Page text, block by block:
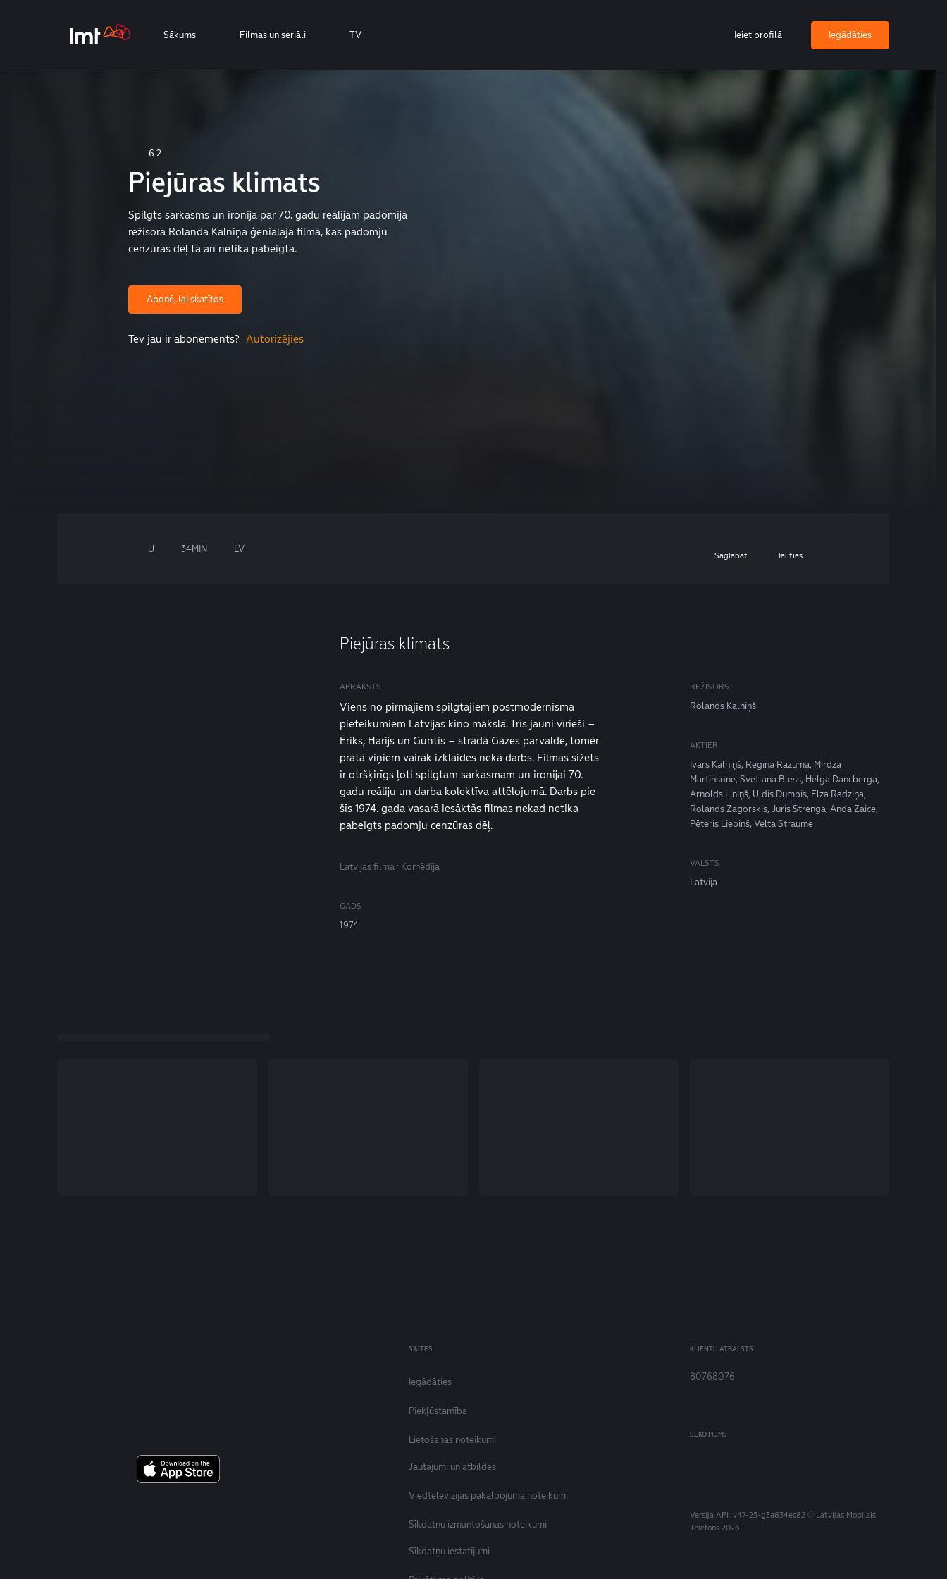
Sākums Filmas un seriāli TV Ieiet profilā Iegādāties
6.2
Piejūras klimats
Spilgts sarkasms un ironija par 70. gadu reālijām padomijā
režisora Rolanda Kalniņa ģeniālajā filmā, kas padomju
cenzūras dēļ tā arī netika pabeigta.
Abonē, lai skatītos
Tev jau ir abonements? Autorizējies
U 34MIN LV
Saglabāt Dalīties
Piejūras klimats
APRAKSTS
Viens no pirmajiem spilgtajiem postmodernisma
pieteikumiem Latvijas kino mākslā. Trīs jauni vīrieši –
Ēriks, Harijs un Guntis – strādā Gāzes pārvaldē, tomēr
prātā viņiem vairāk izklaides nekā darbs. Filmas sižets
ir otršķirīgs ļoti spilgtam sarkasmam un ironijai 70.
gadu reāliju un darba kolektīva attēlojumā. Darbs pie
šīs 1974. gada vasarā iesāktās filmas nekad netika
pabeigts padomju cenzūras dēļ.
Latvijas filma · Komēdija
GADS
1974
REŽISORS
Rolands Kalniņš
AKTIERI
Ivars Kalniņš, Regīna Razuma, Mirdza
Martinsone, Svetlana Bless, Helga Dancberga,
Arnolds Liniņš, Uldis Dumpis, Elza Radziņa,
Rolands Zagorskis, Juris Strenga, Anda Zaice,
Pēteris Liepiņš, Velta Straume
VALSTS
Latvija
SAITES
Iegādāties
Piekļūstamība
Lietošanas noteikumi
Jautājumi un atbildes
Viedtelevīzijas pakalpojuma noteikumi
Sīkdatņu izmantošanas noteikumi
Sīkdatņu iestatījumi
KLIENTU ATBALSTS
80768076
SEKO MUMS
Versija API: v47-25-g3a834ec82© Latvijas Mobilais
Telefons 2026